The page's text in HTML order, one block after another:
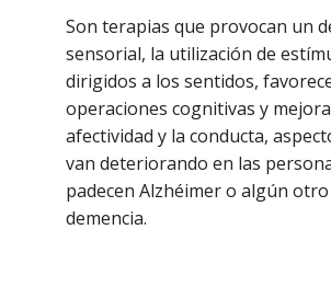
Son terapias que provocan un
sensorial, la utilización de
dirigidos a los sentidos,
operaciones cognitivas y
afectividad y la conducta,
van deteriorando en las
padecen Alzhéimer o algún
demencia.